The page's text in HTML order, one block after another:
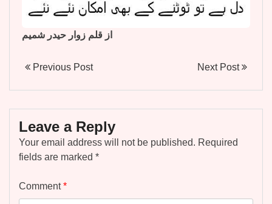
از قلم زوار حیدر شمیم
Previous Post Next Post
Leave a Reply
Your email address will not be published. Required
fields are marked *
Comment*